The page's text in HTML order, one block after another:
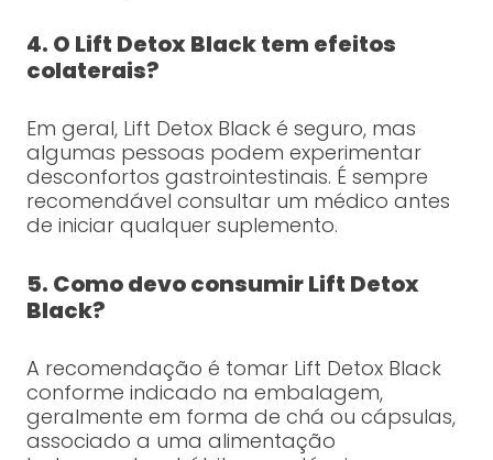
4. O Lift Detox Black tem efeitos
colaterais?
Em geral, Lift Detox Black é seguro, mas
algumas pessoas podem experimentar
desconfortos gastrointestinais. É sempre
recomendável consultar um médico antes
de iniciar qualquer suplemento.
5. Como devo consumir Lift Detox
Black?
A recomendação é tomar Lift Detox Black
conforme indicado na embalagem,
geralmente em forma de chá ou cápsulas,
associado a uma alimentação